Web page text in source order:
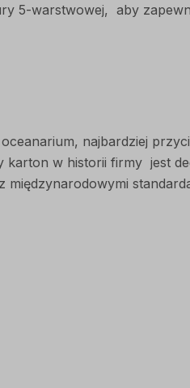
5-warstwowej, aby
najbardziej
w historii firmy jest